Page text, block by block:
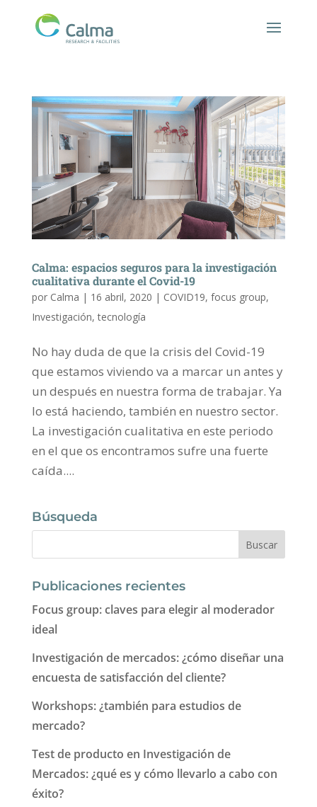
Calma: espacios seguros para la investigación
cualitativa durante el Covid-19
por Calma | 16 abril, 2020 | COVID19, focus group,
Investigación,tecnología
No hay duda de que la crisis del Covid-19
que estamos viviendo va a marcar un antes y
un después en nuestra forma de trabajar. Ya
lo está haciendo, también en nuestro sector.
La investigación cualitativa en este periodo
en el que os encontramos sufre una fuerte
caída....
Búsqueda
Publicaciones recientes
Focus group: claves para elegir al moderador
ideal
Investigación de mercados: ¿cómo diseñar una
encuesta de satisfacción del cliente?
Workshops: ¿también para estudios de
mercado?
Test de producto en Investigación de
Mercados: ¿qué es y cómo llevarlo a cabo con
éxito?